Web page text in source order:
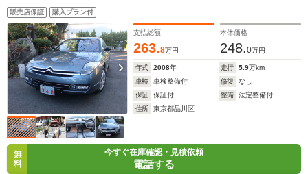
販売店保証 購入プラン付
支払総額
263.8万円
本体価格
248.0万円
年式 2008年 走行 5.9万km
車検
車検整備付 修復
なし
保証
保証付 整備
法定整備付
住所
東京都品川区
無
料
今すぐ在庫確認・見積依頼
電話する